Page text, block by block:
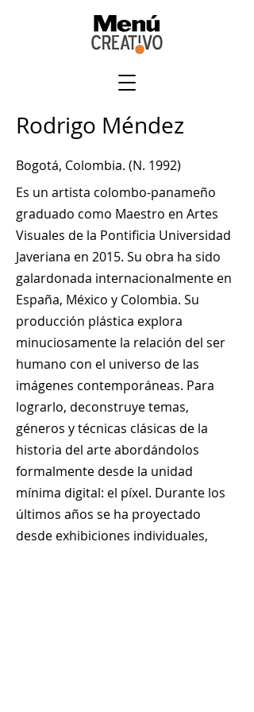
Rodrigo Méndez
Bogotá, Colombia. (N. 1992)
Es un artista colombo-panameño
graduado como Maestro en Artes
Visuales de la Pontificia Universidad
Javeriana en 2015. Su obra ha sido
galardonada internacionalmente en
España, México y Colombia. Su
producción plástica explora
minuciosamente la relación del ser
humano con el universo de las
imágenes contemporáneas. Para
lograrlo, deconstruye temas,
géneros y técnicas clásicas de la
historia del arte abordándolos
formalmente desde la unidad
mínima digital: el píxel. Durante los
últimos años se ha proyectado
desde exhibiciones individuales,